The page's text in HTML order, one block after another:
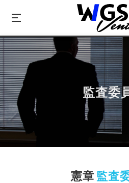
監査委
憲章 監査